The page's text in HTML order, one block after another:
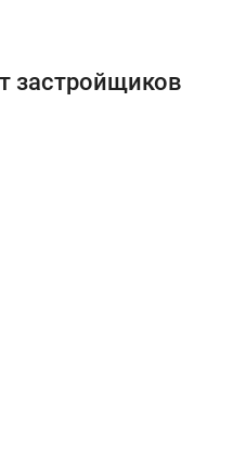
застройщиков